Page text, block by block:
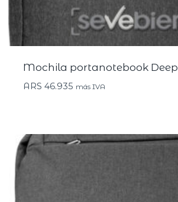
Mochila portanotebook Deep
ARS 46.935 más IVA